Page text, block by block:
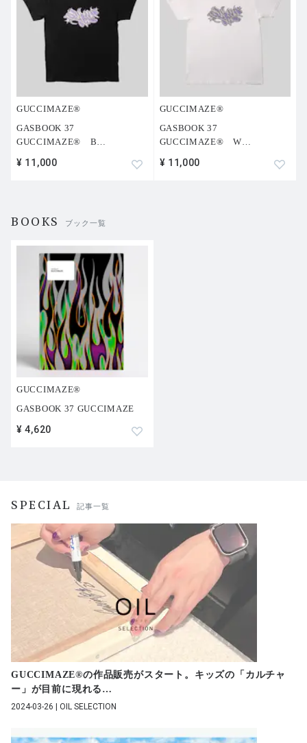
GUCCIMAZE®︎
GASBOOK 37
GUCCIMAZE® B…
¥ 11,000
GUCCIMAZE®︎
GASBOOK 37
GUCCIMAZE® W…
¥ 11,000
BOOKS ブック一覧
GUCCIMAZE®︎
GASBOOK 37 GUCCIMAZE
¥ 4,620
SPECIAL 記事一覧
GUCCIMAZE®︎の作品販売がスタート。キッズの「カルチャ
ー」が目前に現れる …
2024-03-26 | OIL SELECTION